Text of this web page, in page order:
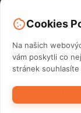
©2026 XIAMEN
ÚDAJŮ
Cookies
Na našich
vám poskytli co
stránek